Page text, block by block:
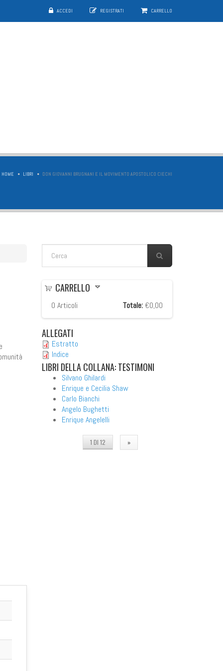
ACCEDI REGISTRATI CARRELLO
HOME LIBRI DON GIOVANNI BRUGNANI E IL MOVIMENTO APOSTOLICO CIECHI
FORM DI RICERCA
CARRELLO
0 Articoli Totale: €0,00
ALLEGATI
Estratto
Indice
LIBRI DELLA COLLANA: TESTIMONI
Silvano Ghilardi
Enrique e Cecilia Shaw
Carlo Bianchi
Angelo Bughetti
Enrique Angelelli
1 DI 12 »